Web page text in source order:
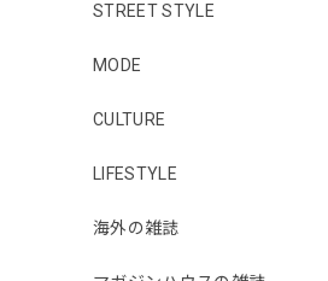
STREET STYLE
MODE
CULTURE
LIFESTYLE
海外の雑誌